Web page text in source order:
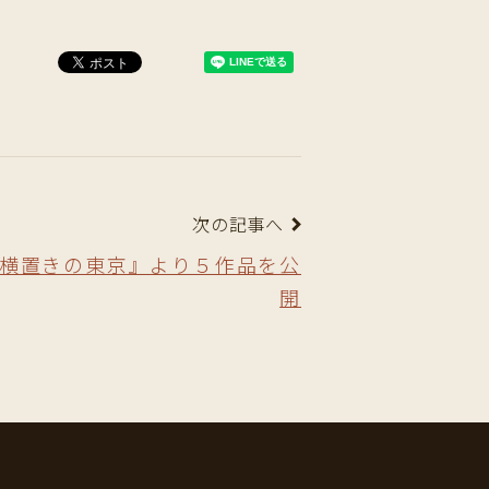
次の記事へ
置きの東京』より５作品を公
開